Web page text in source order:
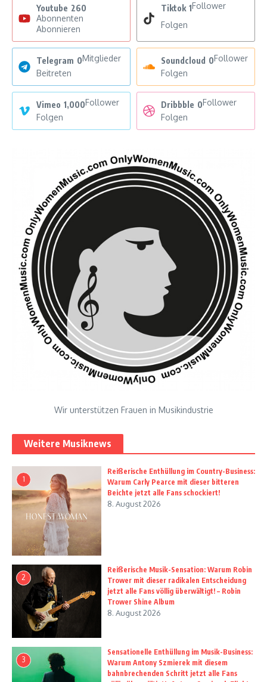
Youtube 260
Abonnenten
Abonnieren
Tiktok 1Follower
Folgen
Telegram 0Mitglieder
Beitreten
Soundcloud 0Follower
Folgen
Vimeo 1,000Follower
Folgen
Dribbble 0Follower
Folgen
Wir unterstützen Frauen in Musikindustrie
Weitere Musiknews
1
Reißerische Enthüllung im Country-Business:
Warum Carly Pearce mit dieser bitteren
Beichte jetzt alle Fans schockiert!
8. August 2026
2
Reißerische Musik-Sensation: Warum Robin
Trower mit dieser radikalen Entscheidung
jetzt alle Fans völlig überwältigt! – Robin
Trower Shine Album
8. August 2026
3
Sensationelle Enthüllung im Musik-Business:
Warum Antony Szmierek mit diesem
bahnbrechenden Schritt jetzt alle Fans